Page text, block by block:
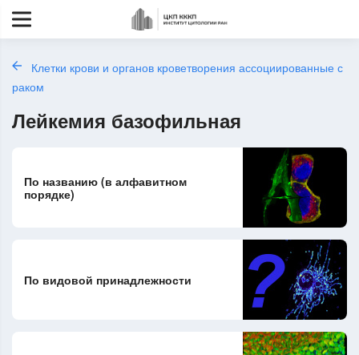
Клетки крови и органов кроветворения ассоциированные с
раком
Лейкемия базофильная
По названию (в алфавитном
порядке)
По видовой принадлежности